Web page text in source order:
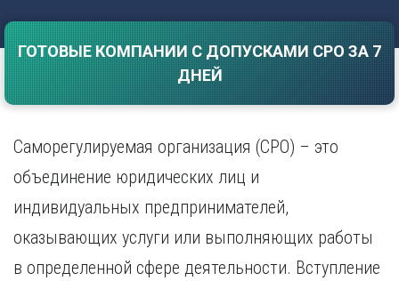
Екатеринбург
И
Иваново
Ижевск
К
Казань
Калининград
Кемерово
Киров
Сочи
Ставрополь
Т
Тамбов
Тольятти
Томск
Тюмень
У
Улан-Удэ
ГОТОВЫЕ КОМПАНИИ С ДОПУСКАМИ СРО ЗА 7
ДНЕЙ
Саморегулируемая организация (СРО) – это
объединение юридических лиц и
индивидуальных предпринимателей,
оказывающих услуги или выполняющих работы
в определенной сфере деятельности. Вступление